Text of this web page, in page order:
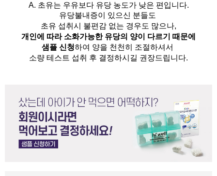
A. 초유는 우유보다 유당 농도가 낮은 편입니다.
유당불내증이 있으신 분들도
초유 섭취시 불편감 없는 경우도 많으나,
개인에 따라 소화가능한 유당의 양이 다르기 때문에
샘플 신청하여 양을 천천히 조절하셔서
소량 테스트 섭취 후 결정하시길 권장드립니다.